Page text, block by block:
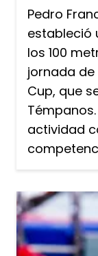
Pedro
estableció
los 100
jornada de
Cup, que
actividad